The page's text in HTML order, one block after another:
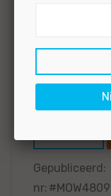
werken in
monteurs.
het
Gepubliceerd:
nr: